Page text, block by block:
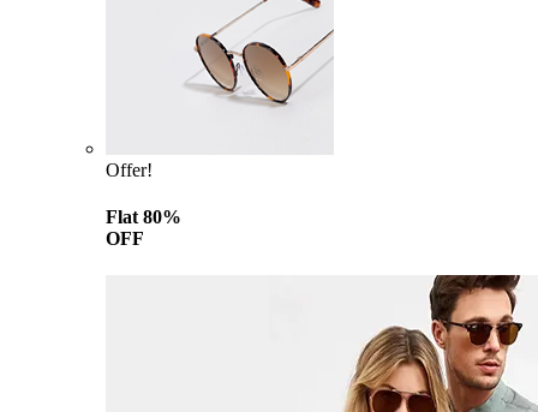
Offer!
Flat 80%
OFF